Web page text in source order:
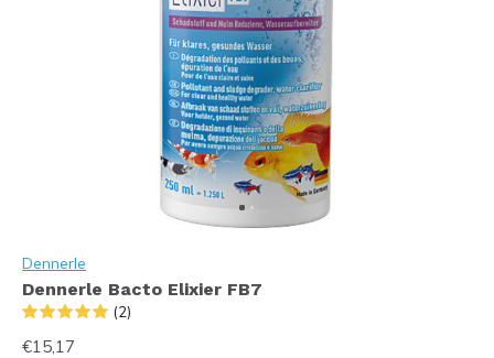
Dennerle
Dennerle Bacto Elixier FB7
(2)
€15,17